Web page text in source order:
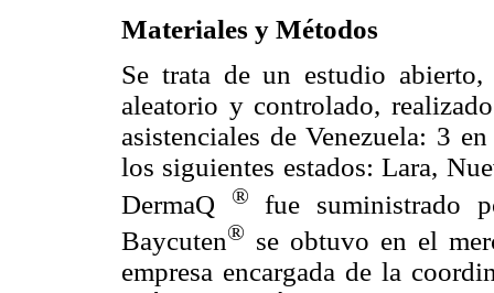
Materiales y Métodos
Se trata de un estudio
aleatorio y controlado,
asistenciales de Venezuela: 3
los siguientes estados: Lara,
DermaQ
®
fue suministrado
Baycuten® se obtuvo en el
empresa encargada de la